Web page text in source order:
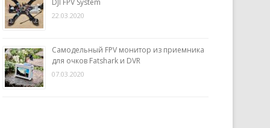
DJI FPV System
22.03.2020
Самодельный FPV монитор из приемника
для очков Fatshark и DVR
07.03.2020